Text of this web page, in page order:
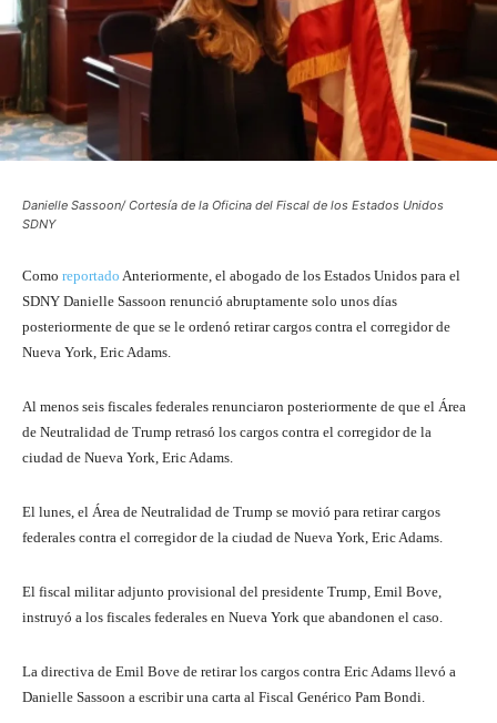
Danielle Sassoon/ Cortesía de la Oficina del Fiscal de los Estados Unidos
SDNY
Como reportado Anteriormente, el abogado de los Estados Unidos para el
SDNY Danielle Sassoon renunció abruptamente solo unos días
posteriormente de que se le ordenó retirar cargos contra el corregidor de
Nueva York, Eric Adams.
Al menos seis fiscales federales renunciaron posteriormente de que el Área
de Neutralidad de Trump retrasó los cargos contra el corregidor de la
ciudad de Nueva York, Eric Adams.
El lunes, el Área de Neutralidad de Trump se movió para retirar cargos
federales contra el corregidor de la ciudad de Nueva York, Eric Adams.
El fiscal militar adjunto provisional del presidente Trump, Emil Bove,
instruyó a los fiscales federales en Nueva York que abandonen el caso.
La directiva de Emil Bove de retirar los cargos contra Eric Adams llevó a
Danielle Sassoon a escribir una carta al Fiscal Genérico Pam Bondi.